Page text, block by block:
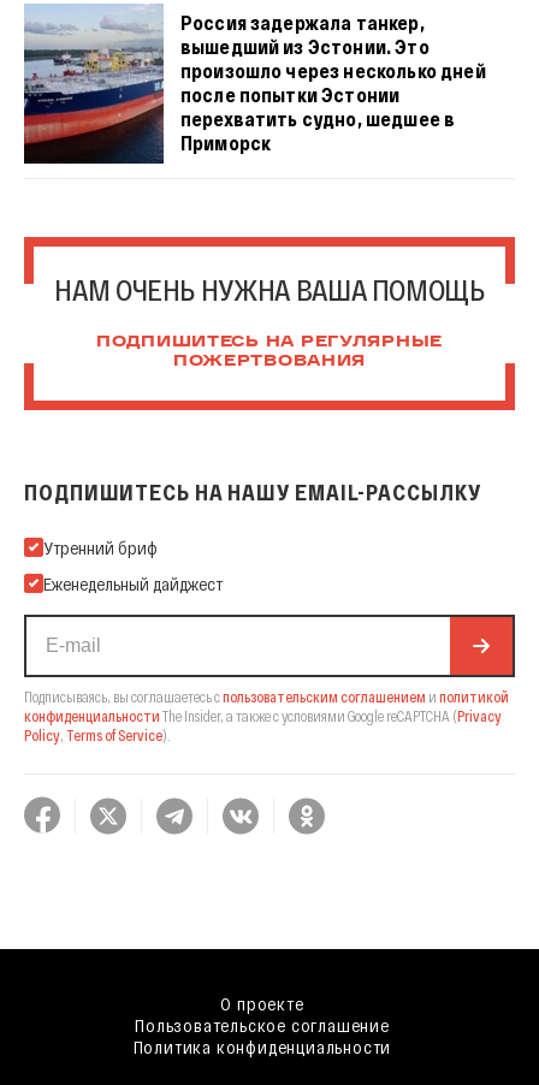
Россия задержала танкер,
вышедший из Эстонии. Это
произошло через несколько дней
после попытки Эстонии
перехватить судно, шедшее в
Приморск
НАМ ОЧЕНЬ НУЖНА ВАША ПОМОЩЬ
ПОДПИШИТЕСЬ НА РЕГУЛЯРНЫЕ
ПОЖЕРТВОВАНИЯ
ПОДПИШИТЕСЬ НА НАШУ EMAIL-РАССЫЛКУ
Подпишитесь на нашу Email-рассылку
Утренний бриф
Еженедельный дайджест
Подписываясь, вы соглашаетесь спользовательским соглашением и политикой
конфиденциальности The Insider, а также с условиями Google reCAPTCHA (Privacy
Policy, Terms of Service).
О проекте
Пользовательское соглашение
Политика конфиденциальности